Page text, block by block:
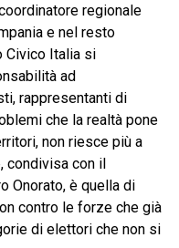
regionale
e nel resto
Civico Italia si
ad
rappresentanti di
che la realtà pone
non riesce più a
condivisa con il
Onorato, è quella di
contro le forze che già
di elettori che non si